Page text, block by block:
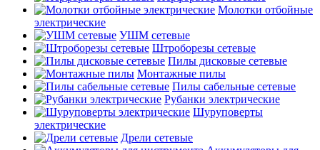
Молотки отбойные
электрические
УШМ сетевые
Штроборезы сетевые
Пилы дисковые сетевые
Монтажные пилы
Пилы сабельные сетевые
Рубанки электрические
Шуруповерты
электрические
Дрели сетевые